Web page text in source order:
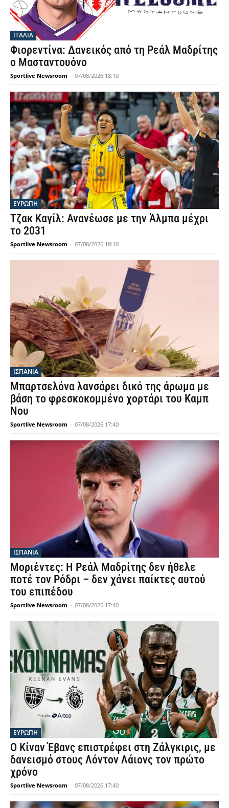
ΙΤΑΛΙΑ
Φιορεντίνα: Δανεικός από τη Ρεάλ Μαδρίτης
ο Μασταντουόνο
Sportlive Newsroom - 07/08/2026 18:10
ΕΥΡΩΠΗ
Τζακ Καγίλ: Ανανέωσε με την Άλμπα μέχρι
το 2031
Sportlive Newsroom - 07/08/2026 18:10
ΙΣΠΑΝΙΑ
Μπαρτσελόνα λανσάρει δικό της άρωμα με
βάση το φρεσκοκομμένο χορτάρι του Καμπ
Νου
Sportlive Newsroom - 07/08/2026 17:40
ΙΣΠΑΝΙΑ
Μοριέντες: Η Ρεάλ Μαδρίτης δεν ήθελε
ποτέ τον Ρόδρι – δεν χάνει παίκτες αυτού
του επιπέδου
Sportlive Newsroom - 07/08/2026 17:40
ΕΥΡΩΠΗ
Ο Κίναν Έβανς επιστρέφει στη Ζάλγκιρις, με
δανεισμό στους Λόντον Λάιονς τον πρώτο
χρόνο
Sportlive Newsroom - 07/08/2026 17:40